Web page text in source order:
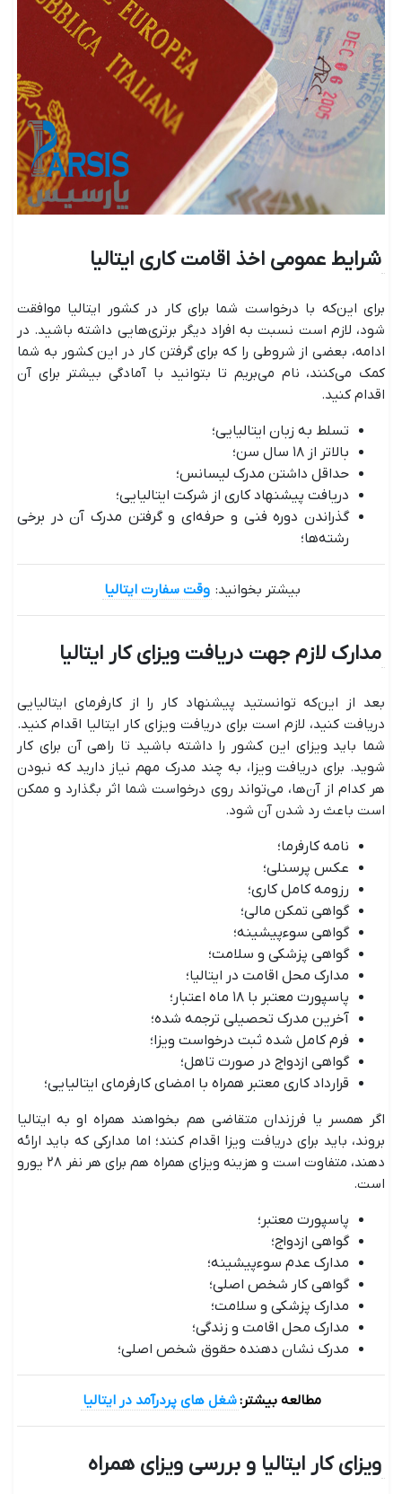
شرایط عمومی اخذ اقامت کاری ایتالیا
برای این‌که با درخواست شما برای کار در کشور ایتالیا موافقت
شود، لازم است نسبت به افراد دیگر برتری‌هایی داشته ‌باشید. در
ادامه، بعضی از شروطی را که برای گرفتن کار در این کشور به شما
کمک می‌کنند، نام می‌بریم تا بتوانید با آمادگی بیشتر برای آن
اقدام کنید.
تسلط به زبان ایتالیایی؛
بالاتر از ۱۸ سال سن؛
حداقل داشتن مدرک لیسانس؛
دریافت پیشنهاد کاری از شرکت ایتالیایی؛
گذراندن دوره فنی و حرفه‌ای و گرفتن مدرک آن در برخی
رشته‌ها؛
بیشتر بخوانید: وقت سفارت ایتالیا
مدارک لازم جهت دریافت ویزای کار ایتالیا
بعد از این‌که توانستید پیشنهاد کار را از کارفرمای ایتالیایی
دریافت کنید، لازم است برای دریافت ویزای کار ایتالیا اقدام کنید.
شما باید ویزای این کشور را داشته ‌باشید تا راهی آن برای کار
شوید. برای دریافت ویزا، به چند مدرک مهم نیاز دارید که نبودن
هر کدام از آن‌ها، می‌تواند روی درخواست شما اثر بگذارد و ممکن
است باعث رد شدن آن شود.
نامه کارفرما؛
عکس پرسنلی؛
رزومه کامل کاری؛
گواهی تمکن مالی؛
گواهی سوءپیشینه؛
گواهی پزشکی و سلامت؛
مدارک محل اقامت در ایتالیا؛
پاسپورت معتبر با ۱۸ ماه اعتبار؛
آخرین مدرک تحصیلی ترجمه‌ شده؛
فرم کامل‌ شده ثبت درخواست ویزا؛
گواهی ازدواج در صورت تاهل؛
قرارداد کاری معتبر همراه با امضای کارفرمای ایتالیایی؛
اگر همسر یا فرزندان متقاضی هم بخواهند همراه او به ایتالیا
بروند، باید برای دریافت ویزا اقدام کنند؛ اما مدارکی که باید ارائه
دهند، متفاوت است و هزینه ویزای همراه هم برای هر نفر ۲۸ یورو
است.
پاسپورت معتبر؛
گواهی ازدواج؛
مدارک عدم سوءپیشینه؛
گواهی کار شخص اصلی؛
مدارک پزشکی و سلامت؛
مدارک محل اقامت و زندگی؛
مدرک نشان ‌دهنده حقوق شخص اصلی؛
مطالعه بیشتر:شغل های پردرآمد در ایتالیا
ویزای کار ایتالیا و بررسی ویزای همراه